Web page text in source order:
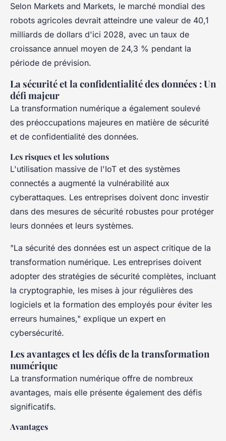
Selon Markets and Markets, le marché mondial des
robots agricoles devrait atteindre une valeur de 40,1
milliards de dollars d'ici 2028, avec un taux de
croissance annuel moyen de 24,3 % pendant la
période de prévision.
La sécurité et la confidentialité des données : Un
défi majeur
La transformation numérique a également soulevé
des préoccupations majeures en matière de sécurité
et de confidentialité des données.
Les risques et les solutions
L'utilisation massive de l'IoT et des systèmes
connectés a augmenté la vulnérabilité aux
cyberattaques. Les entreprises doivent donc investir
dans des mesures de sécurité robustes pour protéger
leurs données et leurs systèmes.
"La sécurité des données est un aspect critique de la
transformation numérique. Les entreprises doivent
adopter des stratégies de sécurité complètes, incluant
la cryptographie, les mises à jour régulières des
logiciels et la formation des employés pour éviter les
erreurs humaines," explique un expert en
cybersécurité.
Les avantages et les défis de la transformation
numérique
La transformation numérique offre de nombreux
avantages, mais elle présente également des défis
significatifs.
Avantages